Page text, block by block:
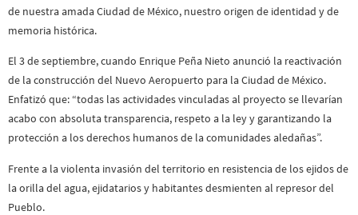
de nuestra amada Ciudad de México, nuestro origen de identidad y de
memoria histórica.
El 3 de septiembre, cuando Enrique Peña Nieto anunció la reactivación
de la construcción del Nuevo Aeropuerto para la Ciudad de México.
Enfatizó que: “todas las actividades vinculadas al proyecto se llevarían
acabo con absoluta transparencia, respeto a la ley y garantizando la
protección a los derechos humanos de la comunidades aledañas”.
Frente a la violenta invasión del territorio en resistencia de los ejidos de
la orilla del agua, ejidatarios y habitantes desmienten al represor del
Pueblo.